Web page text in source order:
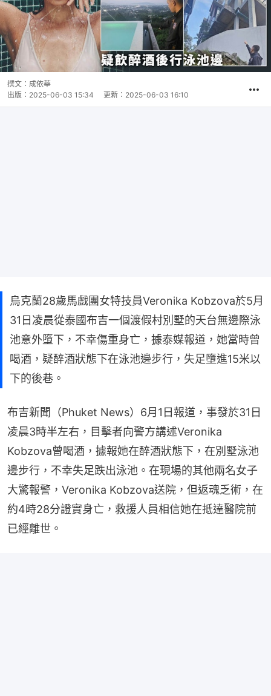
撰文： 成依華
出版： 2025-06-03 15:34 更新： 2025-06-03 16:10
烏克蘭28歲馬戲團女特技員Veronika Kobzova於5月
31日凌晨從泰國布吉一個渡假村別墅的天台無邊際泳
池意外墮下，不幸傷重身亡，據泰媒報道，她當時曾
喝酒，疑醉酒狀態下在泳池邊步行，失足墮進15米以
下的後巷。
布吉新聞（Phuket News）6月1日報道，事發於31日
凌晨3時半左右，目擊者向警方講述Veronika
Kobzova曾喝酒，據報她在醉酒狀態下，在別墅泳池
邊步行，不幸失足跌出泳池。在現場的其他兩名女子
大驚報警，Veronika Kobzova送院，但返魂乏術，在
約4時28分證實身亡，救援人員相信她在抵達醫院前
已經離世。